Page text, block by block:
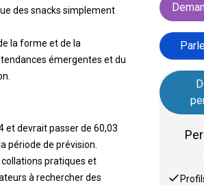
des snacks simplement
la forme et de la
émergentes et du
et devrait passer de 60,03
période de prévision.
pratiques et
à rechercher des